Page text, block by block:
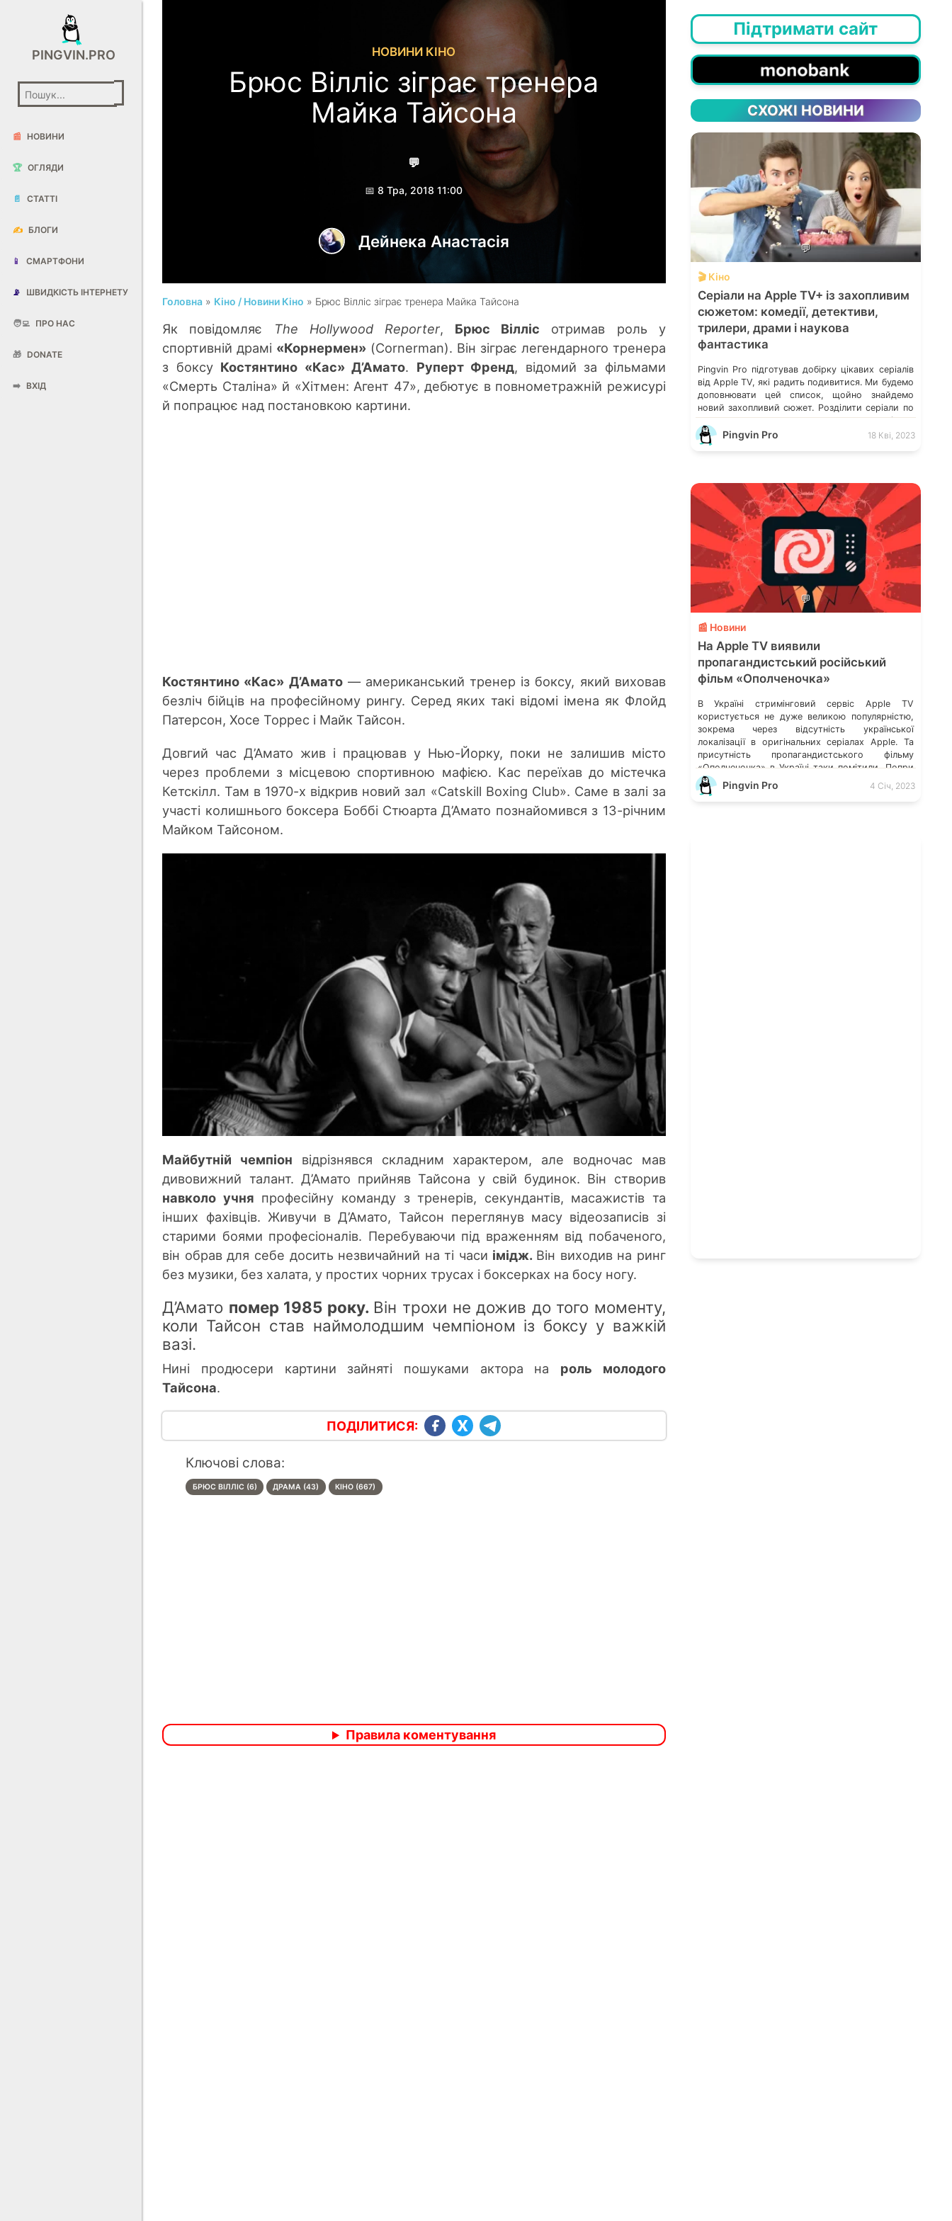
PINGVIN.PRO
📰 НОВИНИ
🏆 ОГЛЯДИ
📄 СТАТТІ
✍️ БЛОГИ
📱 СМАРТФОНИ
📡 ШВИДКІСТЬ ІНТЕРНЕТУ
🧑‍💻 ПРО НАС
🎁 DONATE
➡️ ВХІД
НОВИНИ КІНО
Брюс Вілліс зіграє тренера
Майка Тайсона
💬
📅 8 Тра, 2018 11:00
Дейнека Анастасiя
Головна » Кіно / Новини Кіно » Брюс Вілліс зіграє тренера Майка Тайсона
Як повідомляє The Hollywood Reporter, Брюс Вілліс отримав роль у
спортивній драмі «Корнермен» (Cornerman). Він зіграє легендарного тренера
з боксу Костянтино «Кас» Д’Амато. Руперт Френд, відомий за фільмами
«Смерть Сталіна» й «Хітмен: Агент 47», дебютує в повнометражній режисурі
й попрацює над постановкою картини.
Костянтино «Кас» Д’Амато— американський тренер із боксу, який виховав
безліч бійців на професійному рингу. Серед яких такі відомі імена як Флойд
Патерсон, Хосе Торрес і Майк Тайсон.
Довгий часД’Амато жив і працював у Нью-Йорку, поки не залишив місто
через проблеми з місцевою спортивною мафією. Кас переїхав до містечка
Кетскілл. Там в 1970-х відкрив новий зал «Catskill Boxing Club». Саме в залі за
участі колишнього боксера Боббі СтюартаД’Амато познайомився з 13-річним
Майком Тайсоном.
Майбутній чемпіон відрізнявся складним характером, але водночас мав
дивовижний талант. Д’Амато прийняв Тайсона у свій будинок. Він створив
навколо учня професійну команду з тренерів, секундантів, масажистів та
інших фахівців. Живучи в Д’Амато, Тайсон переглянув масу відеозаписів зі
старими боями професіоналів. Перебуваючи під враженням від побаченого,
він обрав для себе досить незвичайний на ті часи імідж. Він виходив на ринг
без музики, без халата, у простих чорних трусах і боксерках на босу ногу.
Д’Амато помер 1985 року. Він трохи не дожив до того моменту,
коли Тайсон став наймолодшим чемпіоном із боксу у важкій
вазі.
Нині продюсери картини зайняті пошуками актора на роль молодого
Тайсона.
ПОДІЛИТИСЯ:
Ключові слова:
БРЮС ВІЛЛІС (6) ДРАМА (43) КІНО (667)
Правила коментування
Підтримати сайт
СХОЖІ НОВИНИ
💬
🎬 Кіно
Серіали на Apple TV+ із захопливим
сюжетом: комедії, детективи,
трилери, драми і наукова
фантастика
Pingvin Pro підготував добірку цікавих серіалів
від Apple TV, які радить подивитися. Ми будемо
доповнювати цей список, щойно знайдемо
новий захопливий сюжет. Розділити серіали по
жанрах виявилося досить складно, оскільки
сюжет часто зачіпає кілька, які нелегко
виокремити. Про деякі з цих ми вже
Pingvin Pro 18 Кві, 2023
💬
📰 Новини
На Apple TV виявили
пропагандистський російський
фільм «Ополченочка»
В Україні стримінговий сервіс Apple TV
користується не дуже великою популярністю,
зокрема через відсутність української
локалізації в оригінальних серіалах Apple. Та
присутність пропагандистського фільму
«Ополченочка» в Україні таки помітили. Попри
те, що це кіно лайно доступне лише в низці
країн, у багатьох інтернет-користувачів сам
Pingvin Pro 4 Січ, 2023